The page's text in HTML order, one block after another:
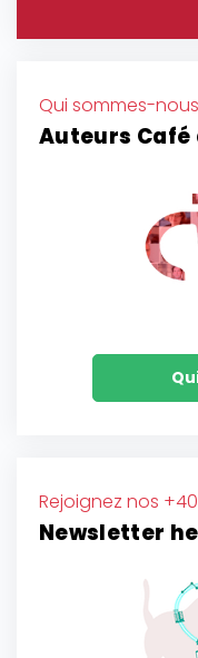
Qui sommes-
Auteurs Café
Rejoignez nos
Newsletter